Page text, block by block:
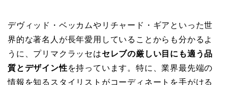
デヴィッド・ベッカムやリチャード・ギアといった世
界的な著名人が長年愛用していることからも分かるよ
うに、プリマクラッセはセレブの厳しい目にも適う品
質とデザイン性を持っています。特に、業界最先端の
情報を知るスタイリストがコーディネートを手がける